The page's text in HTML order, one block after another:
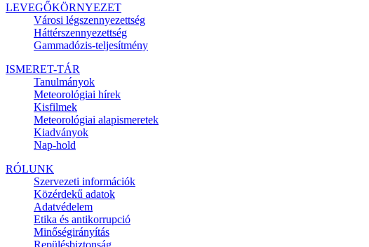
LEVEGŐKÖRNYEZET
Városi légszennyezettség
Háttérszennyezettség
Gammadózis-teljesítmény
ISMERET-TÁR
Tanulmányok
Meteorológiai hírek
Kisfilmek
Meteorológiai alapismeretek
Kiadványok
Nap-hold
RÓLUNK
Szervezeti információk
Közérdekű adatok
Adatvédelem
Etika és antikorrupció
Minőségirányítás
Repülésbiztonság